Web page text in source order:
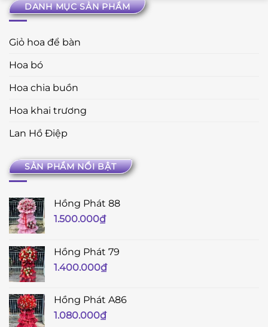
DANH MỤC SẢN PHẨM
Giỏ hoa để bàn
Hoa bó
Hoa chia buồn
Hoa khai trương
Lan Hồ Điệp
SẢN PHẨM NỔI BẬT
Hồng Phát 88
1.500.000₫
Hồng Phát 79
1.400.000₫
Hồng Phát A86
1.080.000₫